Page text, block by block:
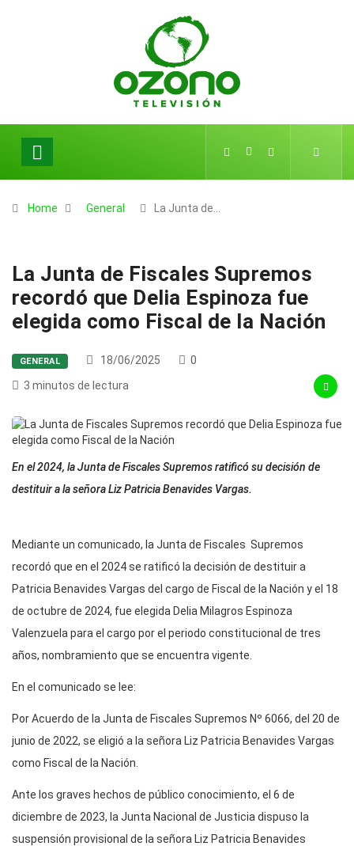
Home General La Junta de…
La Junta de Fiscales Supremos
recordó que Delia Espinoza fue
elegida como Fiscal de la Nación
GENERAL 18/06/2025
0
3 minutos de lectura
En el 2024, la Junta de Fiscales Supremos ratificó su decisión de
destituir a la señora Liz Patricia Benavides Vargas.
Mediante un comunicado, la Junta de Fiscales Supremos
recordó que en el 2024 se ratificó la decisión de destituir a
Patricia Benavides Vargas del cargo de Fiscal de la Nación y el 18
de octubre de 2024, fue elegida Delia Milagros Espinoza
Valenzuela para el cargo por el periodo constitucional de tres
años, nombramiento que se encuentra vigente.
En el comunicado se lee:
Por Acuerdo de la Junta de Fiscales Supremos Nº 6066, del 20 de
junio de 2022, se eligió a la señora Liz Patricia Benavides Vargas
como Fiscal de la Nación.
Ante los graves hechos de público conocimiento, el 6 de
diciembre de 2023, la Junta Nacional de Justicia dispuso la
suspensión provisional de la señora Liz Patricia Benavides